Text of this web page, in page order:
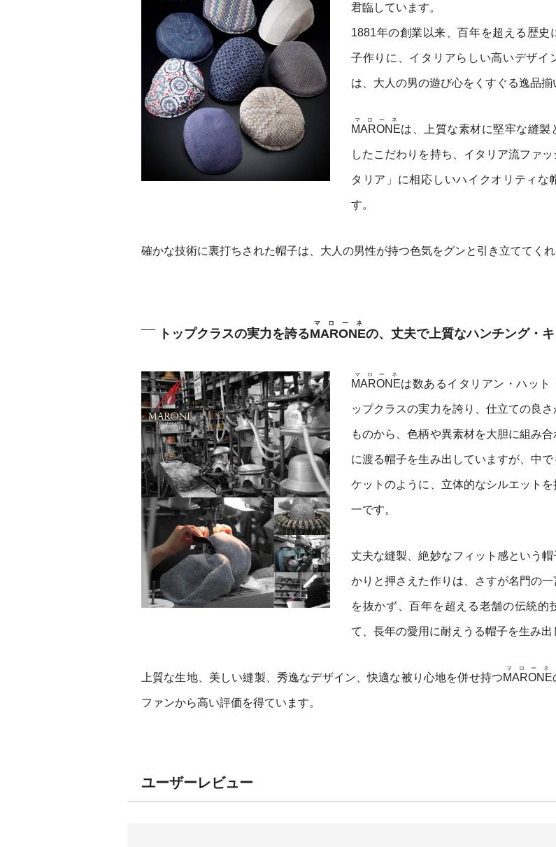
君臨しています。
1881年の創業以来、百年を超える歴史
子作りに、イタリアらしい高いデザイ
は、大人の男の遊び心をくすぐる逸品揃
MARONE
マローネ
は、上質な素材に堅牢な縫製
したこだわりを持ち、イタリア流ファ
タリア」に相応しいハイクオリティな
す。
確かな技術に裏打ちされた帽子は、大人の男性が持つ色気をグンと引き立ててくれ
トップクラスの実力を誇るMARONE
マローネ
の、丈夫で上質なハンチング・キ
MARONE
マローネ
は数あるイタリアン・ハット
ップクラスの実力を誇り、仕立ての良
ものから、色柄や異素材を大胆に組み
に渡る帽子を生み出していますが、中
ケットのように、立体的なシルエット
一です。
丈夫な縫製、絶妙なフィット感という
かりと押さえた作りは、さすが名門の
を抜かず、百年を超える老舗の伝統的
て、長年の愛用に耐えうる帽子を生み出
上質な生地、美しい縫製、秀逸なデザイン、快適な被り心地を併せ持つMARONE
マローネ
ファンから高い評価を得ています。
ユーザーレビュー